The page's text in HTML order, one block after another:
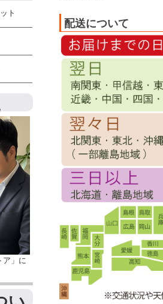
ト
ア」に
配送について